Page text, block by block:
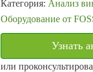
Категория: Анализ
Оборудование от
Узнать
или